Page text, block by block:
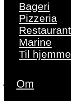
Bageri
Pizzeria
Restaurant
Marine
Til
Om